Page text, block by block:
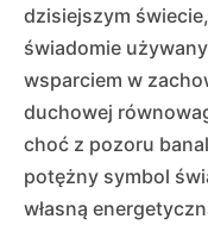
dzisiejszym
świadomie
wsparciem w
duchowej
choć z pozoru
potężny symbol
własną